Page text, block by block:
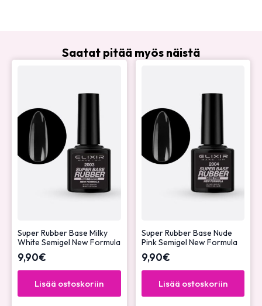
Saatat pitää myös näistä
Super Rubber Base Milky
White Semigel New Formula
9,90€
Lisää ostoskoriin
Super Rubber Base Nude
Pink Semigel New Formula
9,90€
Lisää ostoskoriin